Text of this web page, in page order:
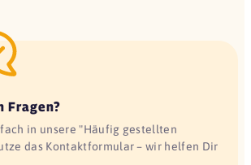
Fragen?
in unsere "Häufig gestellten
das Kontaktformular – wir helfen Dir